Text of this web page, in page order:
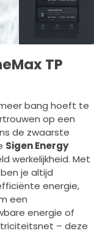
TP
bang hoeft te
op een
de zwaarste
Sigen Energy
werkelijkheid. Met
je altijd
energie,
een
energie of
– deze